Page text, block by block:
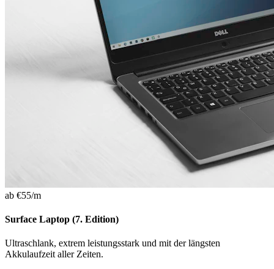
ab €55/m
Surface Laptop (7. Edition)
Ultraschlank, extrem leistungsstark und mit der längsten
Akkulaufzeit aller Zeiten.